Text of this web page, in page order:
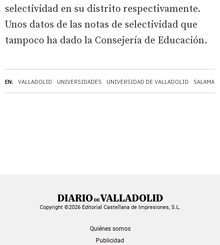
EN: VALLADOLID UNIVERSIDADES UNIVERSIDAD DE VALLADOLID
selectividad en su distrito respectivamente.
Unos datos de las notas de selectividad que
tampoco ha dado la Consejería de Educación.
Copyright ©2026 Editorial Castellana de Impresiones, S.L.
Quiénes somos
Publicidad